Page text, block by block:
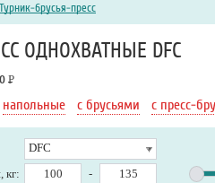
Турник-брусья-пресс
ОДНОХВАТНЫЕ DFC
Р
напольные с брусьями с пресс-
DFC
кг:
-